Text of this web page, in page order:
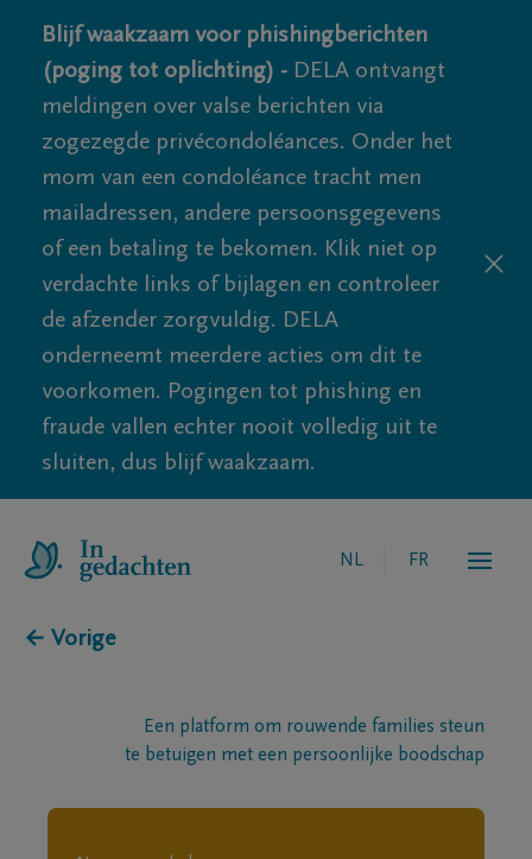
Blijf waakzaam voor phishingberichten
(poging tot oplichting) - DELA ontvangt
meldingen over valse berichten via
zogezegde privécondoléances. Onder het
mom van een condoléance tracht men
mailadressen, andere persoonsgegevens
of een betaling te bekomen. Klik niet op
verdachte links of bijlagen en controleer
de afzender zorgvuldig. DELA
onderneemt meerdere acties om dit te
voorkomen. Pogingen tot phishing en
fraude vallen echter nooit volledig uit te
sluiten, dus blijf waakzaam.
NL FR
← Vorige
Een platform om rouwende families steun
te betuigen met een persoonlijke boodschap